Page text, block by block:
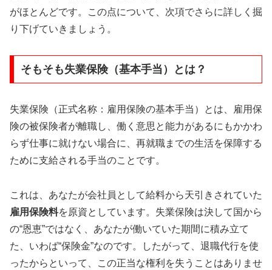
がほとんどです。この点について、次項でさらに詳しく掘
り下げていきましょう。
そもそも失業保険（基本手当）とは？
失業保険（正式名称：雇用保険の基本手当）とは、雇用保
険の被保険者が離職し、働く意思と能力があるにもかかわ
らず仕事に就けない場合に、再就職までの生活を保障する
ために支給される手当のことです。
これは、あなたが会社員として給料から天引きされていた
雇用保険料を原資としています。失業保険は決して国から
の“恩恵”ではなく、あなたが働いていた期間に積み立て
た、いわば“保険金”なのです。したがって、退職代行を使
ったからといって、この正当な権利を失うことはありませ